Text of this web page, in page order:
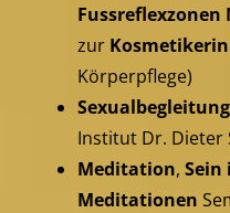
Fussreflexzonen
zur Kosmetikerin
Körperpflege)
Sexualbegleitung
Institut Dr. Dieter
Meditation, Sein
Meditationen